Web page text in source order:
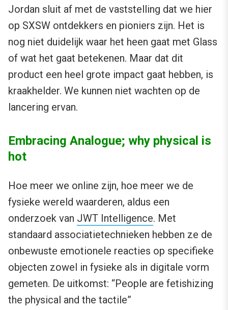
Jordan sluit af met de vaststelling dat we hier
op SXSW ontdekkers en pioniers zijn. Het is
nog niet duidelijk waar het heen gaat met Glass
of wat het gaat betekenen. Maar dat dit
product een heel grote impact gaat hebben, is
kraakhelder. We kunnen niet wachten op de
lancering ervan.
Embracing Analogue; why physical is
hot
Hoe meer we online zijn, hoe meer we de
fysieke wereld waarderen, aldus een
onderzoek van JWT Intelligence. Met
standaard associatietechnieken hebben ze de
onbewuste emotionele reacties op specifieke
objecten zowel in fysieke als in digitale vorm
gemeten. De uitkomst: “People are fetishizing
the physical and the tactile”